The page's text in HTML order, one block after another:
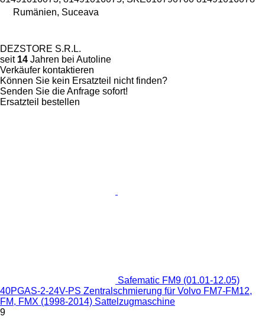
Rumänien, Suceava
DEZSTORE S.R.L.
seit 14 Jahren bei Autoline
Verkäufer kontaktieren
Können Sie kein Ersatzteil nicht finden?
Senden Sie die Anfrage sofort!
Ersatzteil bestellen
Safematic FM9 (01.01-12.05)
40PGAS-2-24V-PS Zentralschmierung für Volvo FM7-FM12,
FM, FMX (1998-2014) Sattelzugmaschine
9